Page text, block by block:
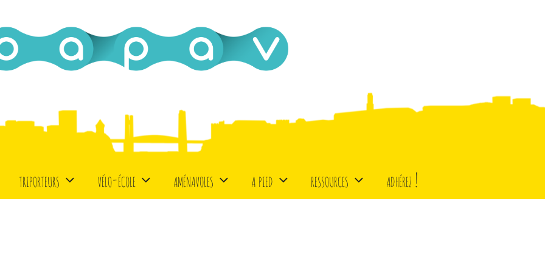
triporteurs vélo-école aménavoles a pied ressources adhérez !